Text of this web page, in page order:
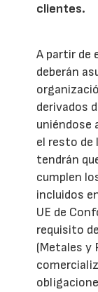
clientes.
A partir de
deberán
derivados
uniéndose
el resto de
tendrán
cumplen
incluidos
UE de
requisito
(Metales y